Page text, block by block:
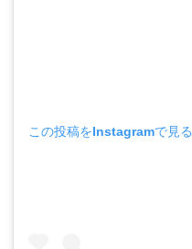
この投稿をInstagramで見る